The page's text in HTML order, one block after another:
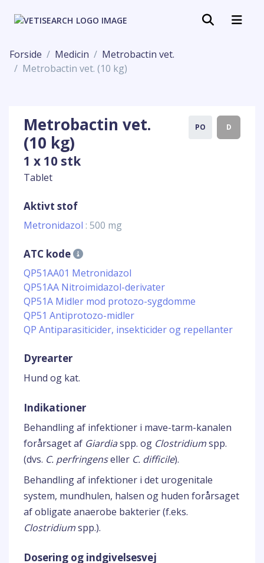
Forside Medicin
Metrobactin vet.
Metrobactin vet. (10 kg)
Metrobactin vet.
(10 kg)
1 x 10 stk
Tablet
PO D
Aktivt stof
Metronidazol : 500 mg
ATC kode
QP51AA01 Metronidazol
QP51AA Nitroimidazol-derivater
QP51A Midler mod protozo-sygdomme
QP51 Antiprotozo-midler
QP Antiparasiticider, insekticider og repellanter
Dyrearter
Hund og kat.
Indikationer
Behandling af infektioner i mave-tarm-kanalen
forårsaget af Giardiaspp. og Clostridiumspp.
(dvs. C. perfringenseller C. difficile).
Behandling af infektioner i det urogenitale
system, mundhulen, halsen og huden forårsaget
af obligate anaerobe bakterier (f.eks.
Clostridiumspp.).
Dosering og indgivelsesvej